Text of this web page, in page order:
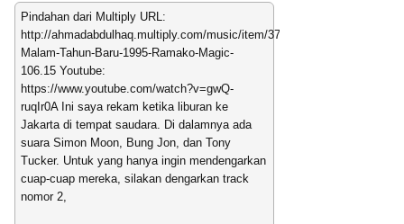
Pindahan dari Multiply URL:
http://ahmadabdulhaq.multiply.com/music/item/371/Siaran-
Malam-Tahun-Baru-1995-Ramako-Magic-
106.15 Youtube:
https://www.youtube.com/watch?v=gwQ-
ruqIr0A Ini saya rekam ketika liburan ke
Jakarta di tempat saudara. Di dalamnya ada
suara Simon Moon, Bung Jon, dan Tony
Tucker. Untuk yang hanya ingin mendengarkan
cuap-cuap mereka, silakan dengarkan track
nomor 2,